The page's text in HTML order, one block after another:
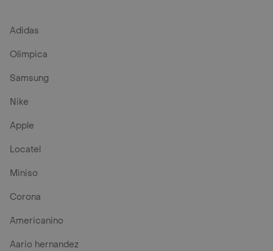
Adidas
Olimpica
Samsung
Nike
Apple
Locatel
Miniso
Corona
Americanino
Aario hernandez